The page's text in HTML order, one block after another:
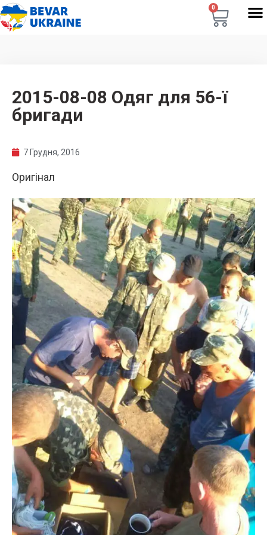
0
2015-08-08 Одяг для 56-ї
бригади
7 Грудня, 2016
Оригінал